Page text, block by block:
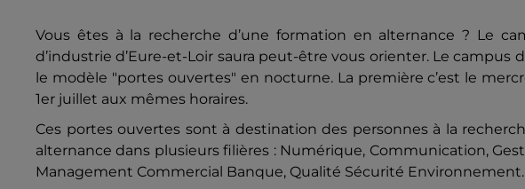
Vous êtes à la recherche d’une formation en alternance ? Le
d’industrie d’Eure-et-Loir saura peut-être vous orienter. Le campus
le modèle "portes ouvertes" en nocturne. La première c’est le
1er juillet aux mêmes horaires.
Ces portes ouvertes sont à destination des personnes à la
alternance dans plusieurs filières : Numérique, Communication,
Management Commercial Banque, Qualité Sécurité Environnement.